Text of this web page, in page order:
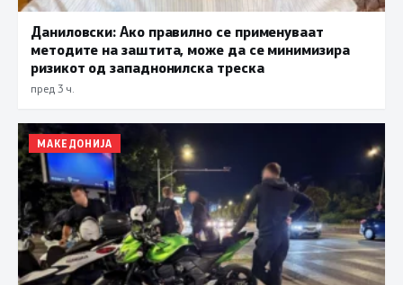
Даниловски: Ако правилно се применуваат
методите на заштита, може да се минимизира
ризикот од западнонилска треска
пред 3 ч.
МАКЕДОНИЈА